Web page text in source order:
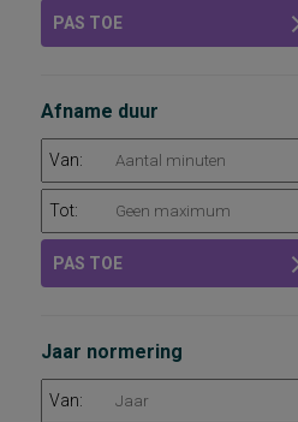
PAS TOE
Afname duur
Van:
Tot:
PAS TOE
Jaar normering
Van: